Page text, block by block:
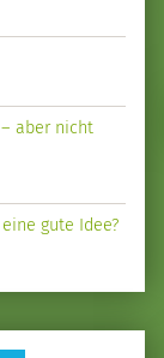
aber nicht
gute Idee?